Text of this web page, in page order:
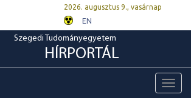
2026. augusztus 9., vasárnap
EN
Szegedi Tudományegyetem
HÍRPORTÁL